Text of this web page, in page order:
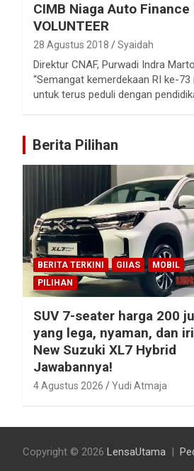
CIMB Niaga Auto
VOLUNTEER
28 Agustus 2018 Syaidah
Direktur CNAF, Purwadi Indra
“Semangat kemerdekaan RI ke-
untuk terus peduli dengan
Berita Pilihan
BERITA TERKINI GIIAS
MOBIL
PILIHAN
SUV 7-seater harga 200
yang lega, nyaman, dan
New Suzuki XL7 Hybrid
Jawabannya!
4 Agustus 2026 Yudi Atmaja
Copyright © 2026 LensaUtama